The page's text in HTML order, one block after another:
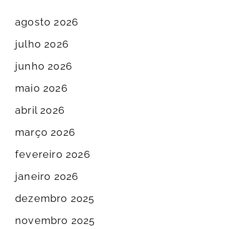
agosto 2026
julho 2026
junho 2026
maio 2026
abril 2026
março 2026
fevereiro 2026
janeiro 2026
dezembro 2025
novembro 2025